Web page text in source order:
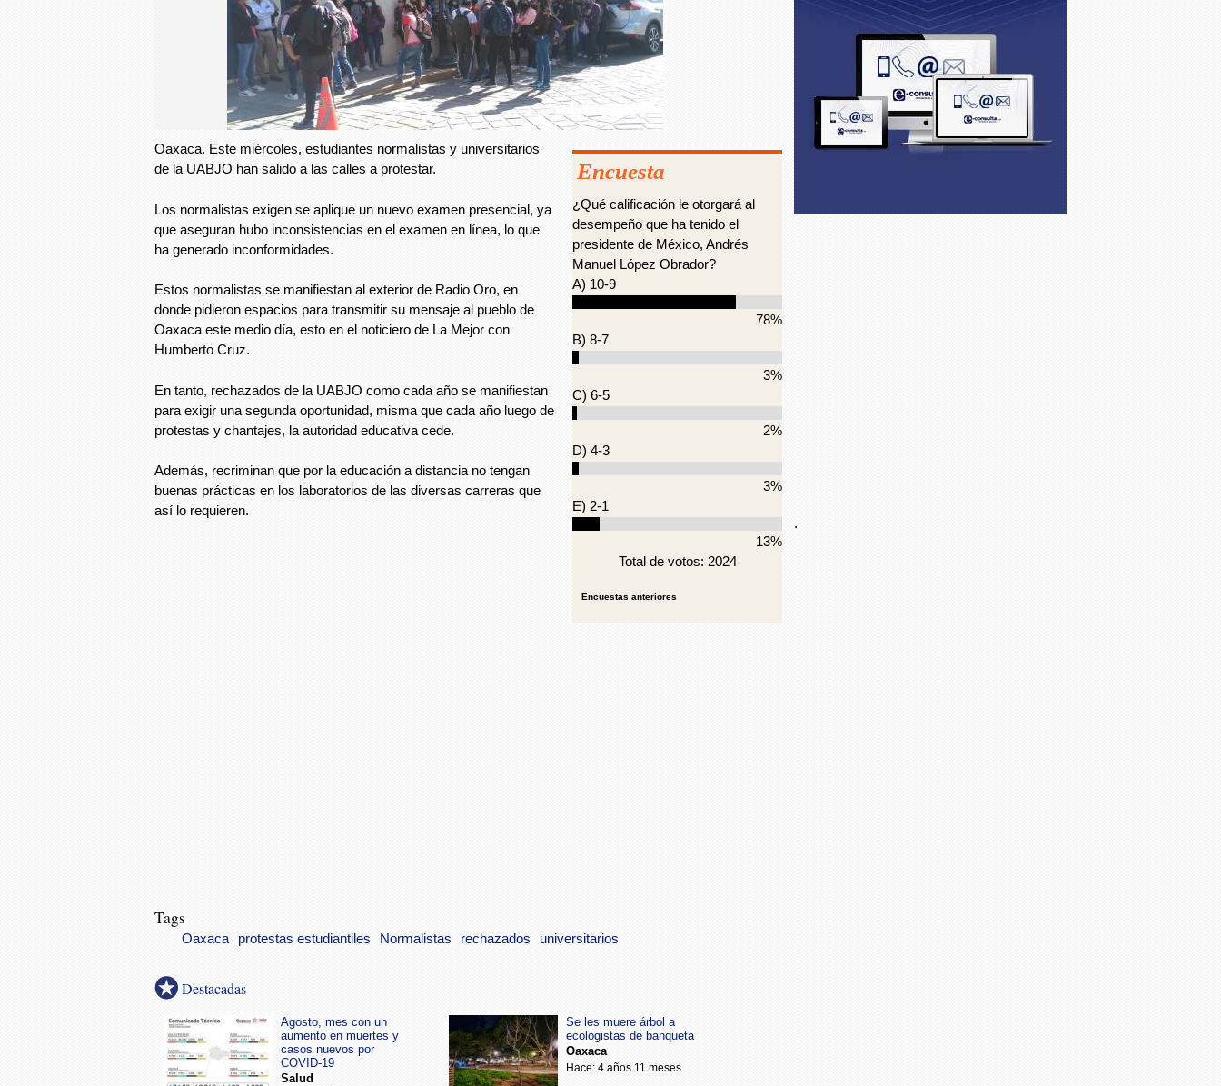
Oaxaca. Este miércoles, estudiantes normalistas y universitarios
de la UABJO han salido a las calles a protestar.
Los normalistas exigen se aplique un nuevo examen presencial, ya
que aseguran hubo inconsistencias en el examen en línea, lo que
ha generado inconformidades.
Estos normalistas se manifiestan al exterior de Radio Oro, en
donde pidieron espacios para transmitir su mensaje al pueblo de
Oaxaca este medio día, esto en el noticiero de La Mejor con
Humberto Cruz.
En tanto, rechazados de la UABJO como cada año se manifiestan
para exigir una segunda oportunidad, misma que cada año luego de
protestas y chantajes, la autoridad educativa cede.
Además, recriminan que por la educación a distancia no tengan
buenas prácticas en los laboratorios de las diversas carreras que
así lo requieren.
Encuesta
¿Qué calificación le otorgará al
desempeño que ha tenido el
presidente de México, Andrés
Manuel López Obrador?
A) 10-9
78%
B) 8-7
3%
C) 6-5
2%
D) 4-3
3%
E) 2-1
13%
Total de votos: 2024
Encuestas anteriores
Tags
Oaxaca protestas estudiantiles Normalistas rechazados universitarios
Destacadas
Agosto, mes con un
aumento en muertes y
casos nuevos por
COVID-19
Salud
Se les muere árbol a
ecologistas de banqueta
Oaxaca
Hace: 4 años 11 meses
.